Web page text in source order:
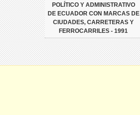
POLÍTICO Y ADMINISTRATIVO
DE ECUADOR CON MARCAS DE
CIUDADES, CARRETERAS Y
FERROCARRILES - 1991